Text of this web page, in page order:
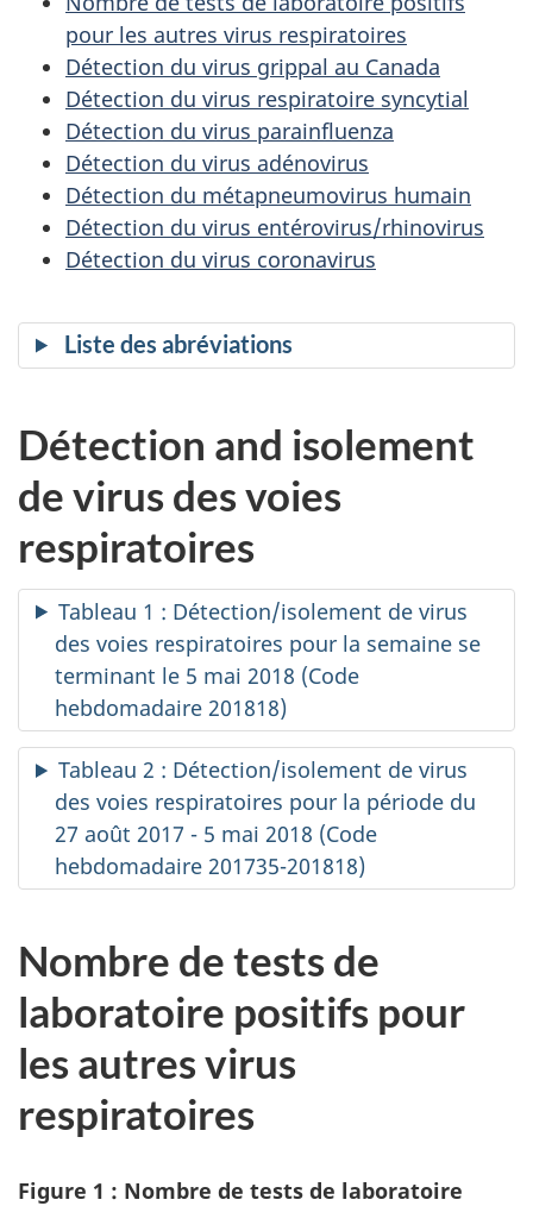
pour les autres virus respiratoires
Détection du virus grippal au Canada
Détection du virus respiratoire syncytial
Détection du virus parainfluenza
Détection du virus adénovirus
Détection du métapneumovirus humain
Détection du virus entérovirus/rhinovirus
Détection du virus coronavirus
Liste des abréviations
Détection and isolement
de virus des voies
respiratoires
Tableau 1 : Détection/isolement de virus
des voies respiratoires pour la semaine se
terminant le 5 mai 2018 (Code
hebdomadaire 201818)
Tableau 2 : Détection/isolement de virus
des voies respiratoires pour la période du
27 août 2017 - 5 mai 2018 (Code
hebdomadaire 201735-201818)
Nombre de tests de
laboratoire positifs pour
les autres virus
respiratoires
Figure 1 : Nombre de tests de laboratoire